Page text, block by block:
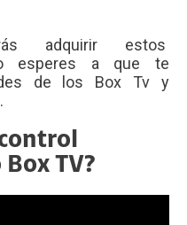
adquirir estos
esperes a que te
de los Box Tv y
TV?